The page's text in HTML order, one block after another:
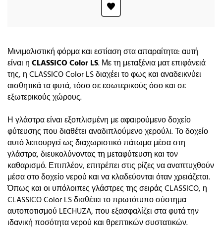
Μινιμαλιστική φόρμα και εστίαση στα απαραίτητα: αυτή
είναι ηCLASSICO Color LS. Με τη μεταξένια ματ επιφάνειά
της, η CLASSICO Color LS διαχέει το φως και αναδεικνύει
αισθητικά τα φυτά, τόσο σε εσωτερικούς όσο και σε
εξωτερικούς χώρους.
Η γλάστρα είναι εξοπλισμένη με αφαιρούμενο δοχείο
φύτευσης που διαθέτει αναδιπλούμενο χερούλι. Το δοχείο
αυτό λειτουργεί ως διαχωριστικό πάτωμα μέσα στη
γλάστρα, διευκολύνοντας τη μεταφύτευση και τον
καθαρισμό. Επιπλέον, επιτρέπει στις ρίζες να αναπτυχθούν
μέσα στο δοχείο νερού και να κλαδεύονται όταν χρειάζεται.
Όπως και οι υπόλοιπες γλάστρες της σειράς CLASSICO, η
CLASSICO Color LS διαθέτει το πρωτότυπο σύστημα
αυτοποτισμού LECHUZA, που εξασφαλίζει στα φυτά την
ιδανική ποσότητα νερού και θρεπτικών συστατικών.